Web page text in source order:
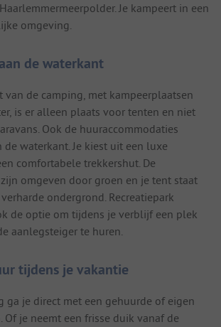
Je kampeert in een
omgeving.
de waterkant
van de camping, met kampeerplaatsen
is er alleen plaats voor tenten en niet
Ook de huuraccommodaties
de waterkant. Je kiest uit een luxe
comfortabele trekkershut. De
omgeven door groen en je tent staat
ondergrond. Recreatiepark
de optie om tijdens je verblijf een plek
aanlegsteiger te huren.
tijdens je vakantie
ga je direct met een gehuurde of eigen
Of je neemt een frisse duik vanaf de